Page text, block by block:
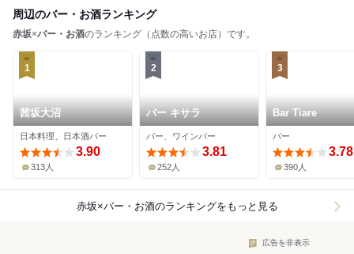
周辺のバー・お酒ランキング
赤坂×バー・お酒のランキング（点数の高いお店）です。
1
茜坂大沼
日本料理、日本酒バー
3.90
313人
2
バー キサラ
バー、ワインバー
3.81
252人
3
Bar Tiare
バー
3.78
390人
赤坂×バー・お酒のランキングをもっと見る
広告を非表示